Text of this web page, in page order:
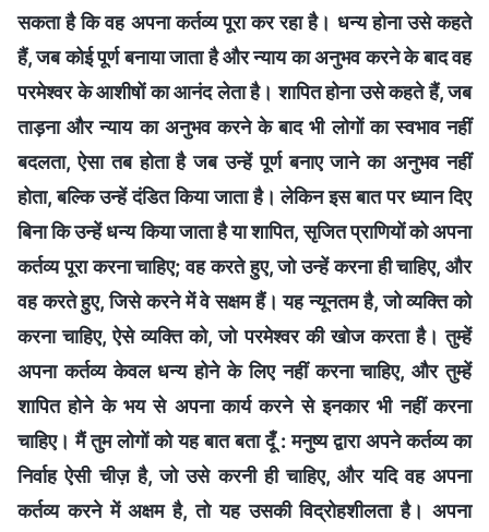
सकता है कि वह अपना कर्तव्य पूरा कर रहा है। धन्य होना उसे कहते
हैं, जब कोई पूर्ण बनाया जाता है और न्याय का अनुभव करने के बाद वह
परमेश्वर के आशीषों का आनंद लेता है। शापित होना उसे कहते हैं, जब
ताड़ना और न्याय का अनुभव करने के बाद भी लोगों का स्वभाव नहीं
बदलता, ऐसा तब होता है जब उन्हें पूर्ण बनाए जाने का अनुभव नहीं
होता, बल्कि उन्हें दंडित किया जाता है। लेकिन इस बात पर ध्यान दिए
बिना कि उन्हें धन्य किया जाता है या शापित, सृजित प्राणियों को अपना
कर्तव्य पूरा करना चाहिए; वह करते हुए, जो उन्हें करना ही चाहिए, और
वह करते हुए, जिसे करने में वे सक्षम हैं। यह न्यूनतम है, जो व्यक्ति को
करना चाहिए, ऐसे व्यक्ति को, जो परमेश्वर की खोज करता है। तुम्हें
अपना कर्तव्य केवल धन्य होने के लिए नहीं करना चाहिए, और तुम्हें
शापित होने के भय से अपना कार्य करने से इनकार भी नहीं करना
चाहिए। मैं तुम लोगों को यह बात बता दूँ : मनुष्य द्वारा अपने कर्तव्य का
निर्वाह ऐसी चीज़ है, जो उसे करनी ही चाहिए, और यदि वह अपना
कर्तव्य करने में अक्षम है, तो यह उसकी विद्रोहशीलता है। अपना